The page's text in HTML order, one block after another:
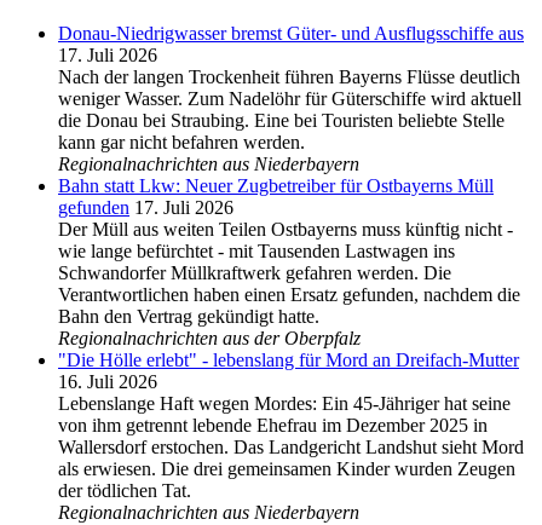
Donau-Niedrigwasser bremst Güter- und Ausflugsschiffe aus
17. Juli 2026
Nach der langen Trockenheit führen Bayerns Flüsse deutlich
weniger Wasser. Zum Nadelöhr für Güterschiffe wird aktuell
die Donau bei Straubing. Eine bei Touristen beliebte Stelle
kann gar nicht befahren werden.
Regionalnachrichten aus Niederbayern
Bahn statt Lkw: Neuer Zugbetreiber für Ostbayerns Müll
gefunden 17. Juli 2026
Der Müll aus weiten Teilen Ostbayerns muss künftig nicht -
wie lange befürchtet - mit Tausenden Lastwagen ins
Schwandorfer Müllkraftwerk gefahren werden. Die
Verantwortlichen haben einen Ersatz gefunden, nachdem die
Bahn den Vertrag gekündigt hatte.
Regionalnachrichten aus der Oberpfalz
"Die Hölle erlebt" - lebenslang für Mord an Dreifach-Mutter
16. Juli 2026
Lebenslange Haft wegen Mordes: Ein 45-Jähriger hat seine
von ihm getrennt lebende Ehefrau im Dezember 2025 in
Wallersdorf erstochen. Das Landgericht Landshut sieht Mord
als erwiesen. Die drei gemeinsamen Kinder wurden Zeugen
der tödlichen Tat.
Regionalnachrichten aus Niederbayern